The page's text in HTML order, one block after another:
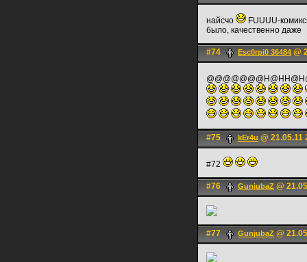
найсчо
FUUUU-
было, качественно даже
#74 Esc0rpi0 36484 @
#75 kEr4u @ 21.05.11
#72
#76 GunjubaZ @
#77 GunjubaZ @